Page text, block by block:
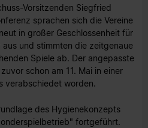
Vorsitzenden Siegfried
sprachen sich die Vereine
in großer Geschlossenheit für
aus und stimmten die zeitgenaue
Spiele ab. Der angepasste
schon am 11. Mai in einer
verabschiedet worden.
des Hygienekonzepts
fortgeführt.